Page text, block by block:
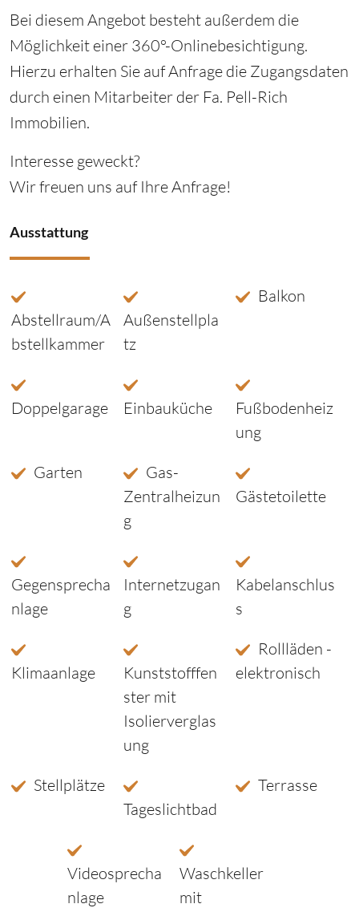
Bei diesem Angebot besteht außerdem die
Möglichkeit einer 360°-Onlinebesichtigung.
Hierzu erhalten Sie auf Anfrage die Zugangsdaten
durch einen Mitarbeiter der Fa. Pell-Rich
Immobilien.
Interesse geweckt?
Wir freuen uns auf Ihre Anfrage!
Ausstattung
Abstellraum/A
bstellkammer
Außenstellpla
tz
Balkon
Doppelgarage Einbauküche
Fußbodenheiz
ung
Garten
Gas-
Zentralheizun
g
Gästetoilette
Gegensprecha
nlage
Internetzugan
g
Kabelanschlus
s
Klimaanlage
Kunststofffen
ster mit
Isolierverglas
ung
Rollläden -
elektronisch
Stellplätze
Tageslichtbad
Terrasse
Videosprecha
nlage
Waschkeller
mit